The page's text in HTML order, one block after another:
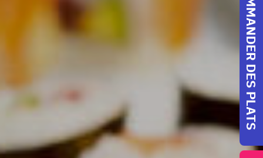
COMMANDER DES PLATS